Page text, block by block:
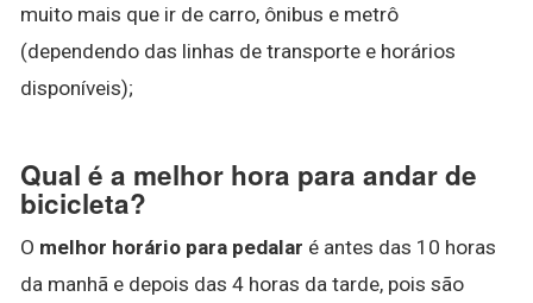
muito mais que ir de carro, ônibus e metrô
(dependendo das linhas de transporte e horários
disponíveis);
Qual é a melhor hora para andar de
bicicleta?
O melhor horário para pedalar é antes das 10 horas
da manhã e depois das 4 horas da tarde, pois são